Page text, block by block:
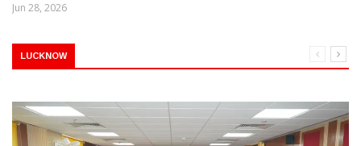
Jun 28, 2026
LUCKNOW